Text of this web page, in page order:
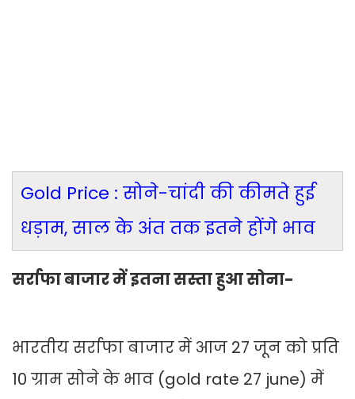
Gold Price : सोने-चांदी की कीमते हुई
धड़ाम, साल के अंत तक इतने होंगे भाव
सर्राफा बाजार में इतना सस्ता हुआ सोना-
भारतीय सर्राफा बाजार में आज 27 जून को प्रति
10 ग्राम सोने के भाव (gold rate 27 june) में